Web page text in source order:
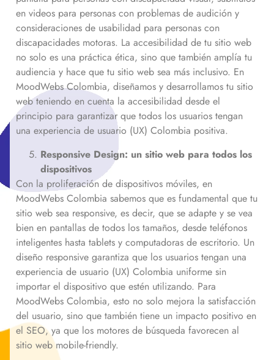
en videos para personas con problemas de audición y
consideraciones de usabilidad para personas con
discapacidades motoras. La accesibilidad de tu sitio web
no solo es una práctica ética, sino que también amplía tu
audiencia y hace que tu sitio web sea más inclusivo. En
MoodWebs Colombia, diseñamos y desarrollamos tu sitio
web teniendo en cuenta la accesibilidad desde el
principio para garantizar que todos los usuarios tengan
una experiencia de usuario (UX) Colombia positiva.
Responsive Design: un sitio web para todos los
dispositivos
Con la proliferación de dispositivos móviles, en
MoodWebs Colombia sabemos que es fundamental que tu
sitio web sea responsive, es decir, que se adapte y se vea
bien en pantallas de todos los tamaños, desde teléfonos
inteligentes hasta tablets y computadoras de escritorio. Un
diseño responsive garantiza que los usuarios tengan una
experiencia de usuario (UX) Colombia uniforme sin
importar el dispositivo que estén utilizando. Para
MoodWebs Colombia, esto no solo mejora la satisfacción
del usuario, sino que también tiene un impacto positivo en
el SEO, ya que los motores de búsqueda favorecen al
sitio web mobile-friendly.